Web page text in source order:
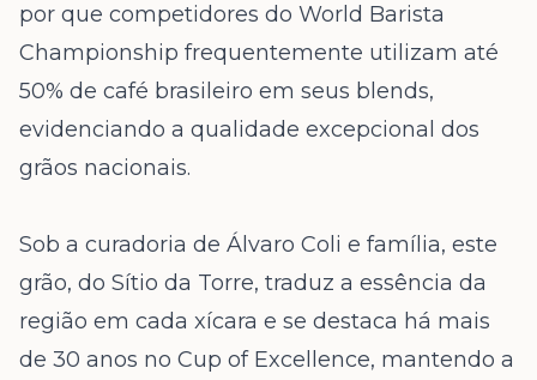
por que competidores do World Barista
Championship frequentemente utilizam até
50% de café brasileiro em seus blends,
evidenciando a qualidade excepcional dos
grãos nacionais.
Sob a curadoria de Álvaro Coli e família, este
grão, do Sítio da Torre, traduz a essência da
região em cada xícara e se destaca há mais
de 30 anos no Cup of Excellence, mantendo a